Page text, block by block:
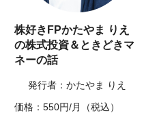
株好きFPかたやま りえ
の株式投資＆ときどきマ
ネーの話
発行者：かたやま りえ
価格：550円/月（税込）